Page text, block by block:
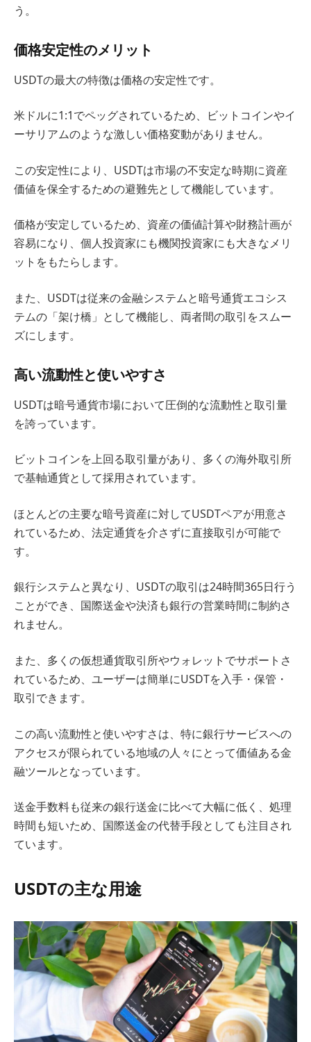
う。
価格安定性のメリット
USDTの最大の特徴は価格の安定性です。
米ドルに1:1でペッグされているため、ビットコインやイ
ーサリアムのような激しい価格変動がありません。
この安定性により、USDTは市場の不安定な時期に資産
価値を保全するための避難先として機能しています。
価格が安定しているため、資産の価値計算や財務計画が
容易になり、個人投資家にも機関投資家にも大きなメリ
ットをもたらします。
また、USDTは従来の金融システムと暗号通貨エコシス
テムの「架け橋」として機能し、両者間の取引をスムー
ズにします。
高い流動性と使いやすさ
USDTは暗号通貨市場において圧倒的な流動性と取引量
を誇っています。
ビットコインを上回る取引量があり、多くの海外取引所
で基軸通貨として採用されています。
ほとんどの主要な暗号資産に対してUSDTペアが用意さ
れているため、法定通貨を介さずに直接取引が可能で
す。
銀行システムと異なり、USDTの取引は24時間365日行う
ことができ、国際送金や決済も銀行の営業時間に制約さ
れません。
また、多くの仮想通貨取引所やウォレットでサポートさ
れているため、ユーザーは簡単にUSDTを入手・保管・
取引できます。
この高い流動性と使いやすさは、特に銀行サービスへの
アクセスが限られている地域の人々にとって価値ある金
融ツールとなっています。
送金手数料も従来の銀行送金に比べて大幅に低く、処理
時間も短いため、国際送金の代替手段としても注目され
ています。
USDTの主な用途